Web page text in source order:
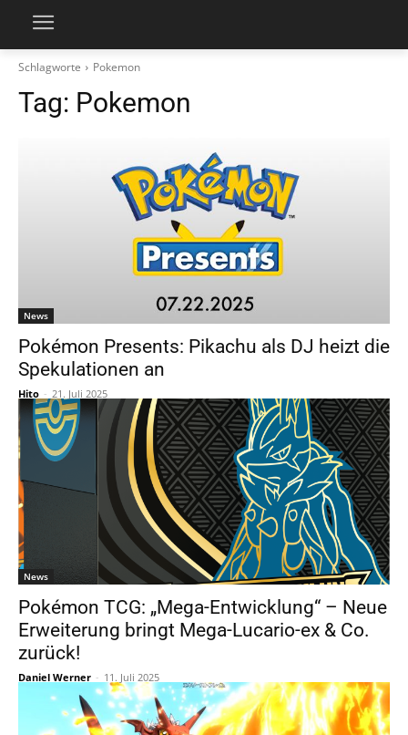
Schlagworte Pokemon
Tag: Pokemon
News
Pokémon Presents: Pikachu als DJ heizt die
Spekulationen an
Hito - 21. Juli 2025
News
Pokémon TCG: „Mega-Entwicklung“ – Neue
Erweiterung bringt Mega-Lucario-ex & Co.
zurück!
Daniel Werner - 11. Juli 2025